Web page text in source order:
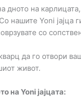
дното на
нашите Yoni јајца
со
да го отвори
живот.
на Yoni јајцата: